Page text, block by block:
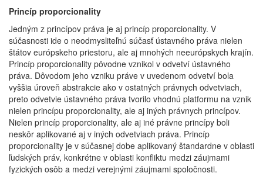
Princíp proporcionality
Jedným z princípov práva je aj princíp proporcionality. V
súčasnosti ide o neodmysliteľnú súčasť ústavného práva nielen
štátov európskeho priestoru, ale aj mnohých neeurópskych krajín.
Princíp proporcionality pôvodne vznikol v odvetví ústavného
práva. Dôvodom jeho vzniku práve v uvedenom odvetví bola
vyššia úroveň abstrakcie ako v ostatných právnych odvetviach,
preto odvetvie ústavného práva tvorilo vhodnú platformu na vznik
nielen princípu proporcionality, ale aj iných právnych princípov.
Nielen princíp proporcionality, ale aj iné právne princípy boli
neskôr aplikované aj v iných odvetviach práva. Princíp
proporcionality je v súčasnej dobe aplikovaný štandardne v oblasti
ľudských práv, konkrétne v oblasti konfliktu medzi záujmami
fyzických osôb a medzi verejnými záujmami spoločnosti.